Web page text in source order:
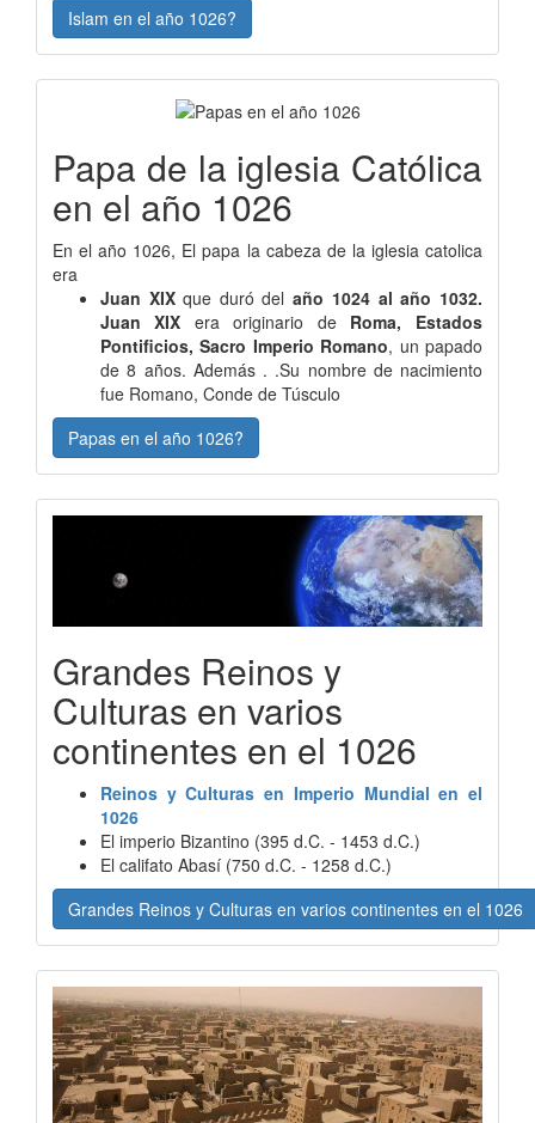
Islam en el año 1026?
Papa de la iglesia Católica
en el año 1026
En el año 1026, El papa la cabeza de la iglesia catolica
era
Juan XIX que duró del año 1024 al año 1032.
Juan XIX era originario de Roma, Estados
Pontificios, Sacro Imperio Romano, un papado
de 8 años. Además . .Su nombre de nacimiento
fue Romano, Conde de Túsculo
Papas en el año 1026?
Grandes Reinos y
Culturas en varios
continentes en el 1026
Reinos y Culturas en Imperio Mundial en el
1026
El imperio Bizantino (395 d.C. - 1453 d.C.)
El califato Abasí (750 d.C. - 1258 d.C.)
Grandes Reinos y Culturas en varios continentes en el 1026